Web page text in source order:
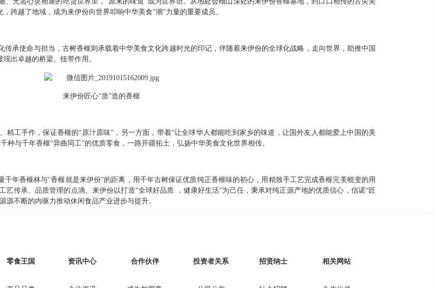
跨越了地域，成为来伊份向世界叩响中华美食“潮”力量的重要成员。
承使命与担当，古树香榧则承载着中华美食文化跨越时光的印记，伴随着来伊份的全球化战略，走向世界，助推中国
出卓越的桥梁、纽带作用。
来伊份匠心“质”造的香榧
精工手作，保证香榧的“原汁原味”，另一方面，带着“让全球华人都能吃到家乡的味道，让国外友人都能爱上中国的美
种与千年香榧“异曲同工”的优质零食，一路开疆拓土，弘扬中华美食文化世界相传。
年香榧林与“香榧就是来伊份”的距离，用千年古树保证优质纯正香榧味的初心，用精致手工艺完成香榧完美蜕变的用
传承、品质管理的点滴。来伊份以打造“全球好品质 ，健康好生活”为己任，秉承对纯正源产地的优质信心，信诺“匠
源不断的内驱力推动休闲食品产业进步与提升。
零食王国 资讯中心 合作伙伴 投资者关系 招贤纳士 相关网站